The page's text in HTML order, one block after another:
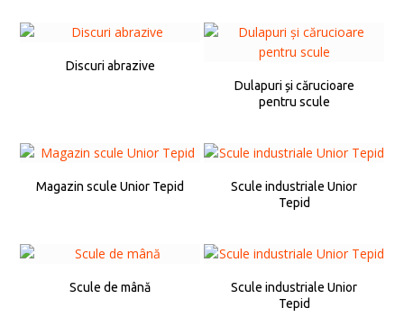
Discuri abrazive
Dulapuri și cărucioare
pentru scule
Magazin scule Unior Tepid
Scule industriale Unior
Tepid
Scule de mână
Scule industriale Unior
Tepid